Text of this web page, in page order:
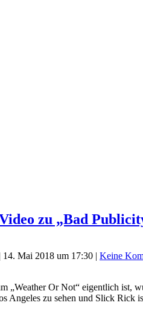
zu „Bad
14. Mai 2018 um 17:30 | Keine
„Weather Or Not“ eigentlich
Angeles zu sehen und Slick Rick